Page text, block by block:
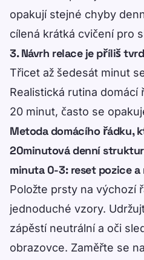
opakují stejné chyby
cílená krátká cvičení pro
3. Návrh relace je příliš
Třicet až šedesát minut
Realistická rutina domácí
20 minut, často se
Metoda domácího řádku,
20minutová denní
minuta 0-3: reset pozice a
Položte prsty na výchozí
jednoduché vzory.
zápěstí neutrální a oči
obrazovce. Zaměřte se